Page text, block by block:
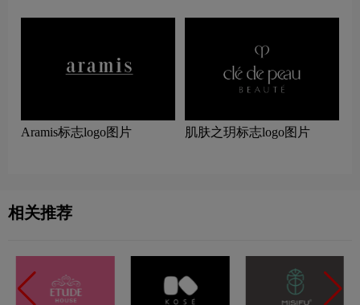
Aramis标志logo图片 肌肤之玥标志logo图片
相关推荐